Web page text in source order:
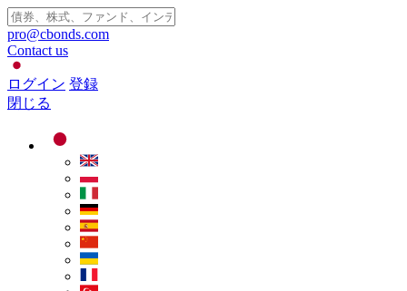
pro@cbonds.com
Contact us
ログイン 登録
閉じる